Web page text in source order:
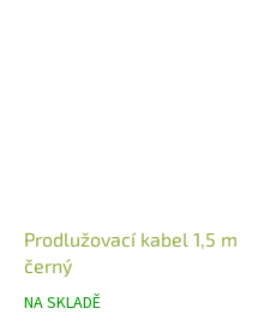
Prodlužovací kabel 1,5 m
černý
NA SKLADĚ